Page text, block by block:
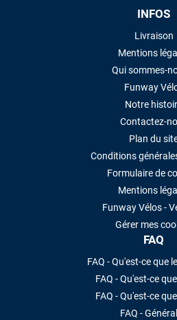
INFOS
Livraison
Mentions
Qui sommes-
Funway
Notre
Contactez-
Plan du
Conditions
Formulaire de
Mentions
Funway Vélos -
Gérer mes
FAQ
FAQ - Qu'est-ce que
FAQ - Qu'est-ce
FAQ - Qu'est-ce
FAQ -